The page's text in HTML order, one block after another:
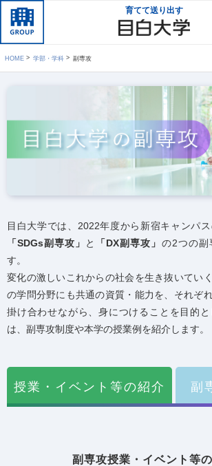
育てて送り出す
HOME 学部・学科 副専攻
目白大学では、2022年度から新宿キャンパス
「SDGs副専攻」
と 「DX副専攻」 の2つの副
す。
変化の激しいこれからの社会を生き抜いてい
の学問分野にも共通の資質・能力を、それぞ
掛け合わせながら、身につけることを目的
は、副専攻制度や本学の授業例を紹介します。
授業・イベント等の紹介
副専攻授業・イベント等
副